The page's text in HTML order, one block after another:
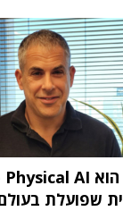
שפועלת